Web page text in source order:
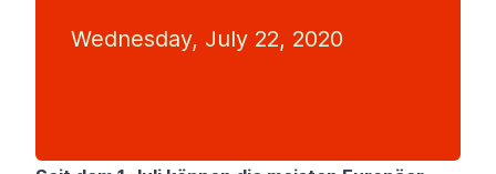
Wednesday, July 22, 2020